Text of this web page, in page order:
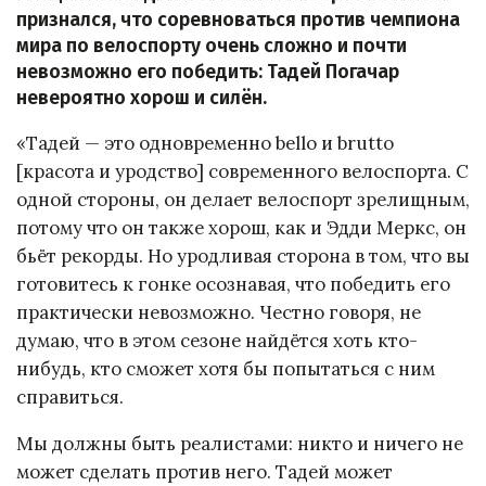
признался, что соревноваться против чемпиона
мира по велоспорту очень сложно и почти
невозможно его победить: Тадей Погачар
невероятно хорош и силён.
«Тадей — это одновременно bello и brutto
[красота и уродство] современного велоспорта. С
одной стороны, он делает велоспорт зрелищным,
потому что он также хорош, как и Эдди Меркс, он
бьёт рекорды. Но уродливая сторона в том, что вы
готовитесь к гонке осознавая, что победить его
практически невозможно. Честно говоря, не
думаю, что в этом сезоне найдётся хоть кто-
нибудь, кто сможет хотя бы попытаться с ним
справиться.
Мы должны быть реалистами: никто и ничего не
может сделать против него. Тадей может